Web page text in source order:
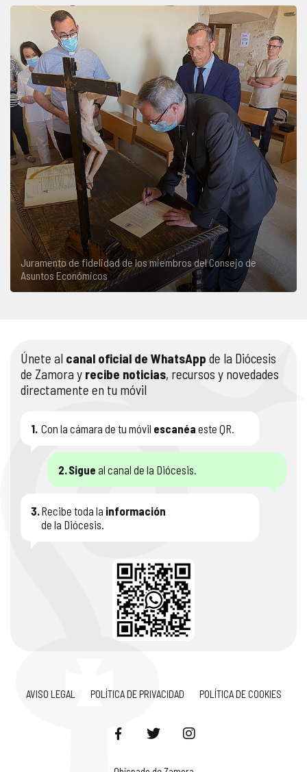
Juramento de fidelidad de los miembros del Consejo de
Asuntos Económicos
Únete al canal oficial de WhatsApp de la Diócesis
de Zamora y recibe noticias, recursos y novedades
directamente en tu móvil
1. Con la cámara de tu móvil escanéa este QR.
2.Sigue al canal de la Diócesis.
3.Recibe toda la información
de la Diócesis.
AVISO LEGAL POLÍTICA DE PRIVACIDAD POLÍTICA DE COOKIES